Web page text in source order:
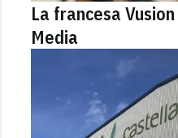
La francesa
Media